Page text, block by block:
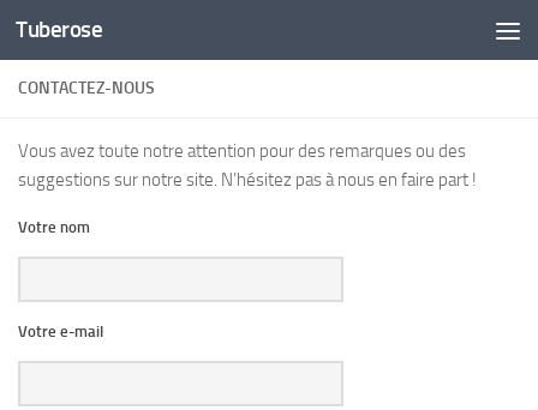
Skip to content
Tuberose
CONTACTEZ-NOUS
Vous avez toute notre attention pour des remarques ou des
suggestions sur notre site. N’hésitez pas à nous en faire part !
Votre nom
Votre e-mail